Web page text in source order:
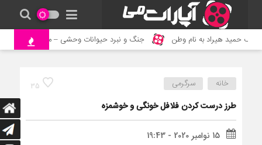
هیراد به نام وطن جنگ و نبرد حیوانات وحشی – مستند حیات وحش
35 خانه سرگرمی
طرز درست کردن فلافل خونگی و خوشمزه
15 نوامبر 2020 - 19:43